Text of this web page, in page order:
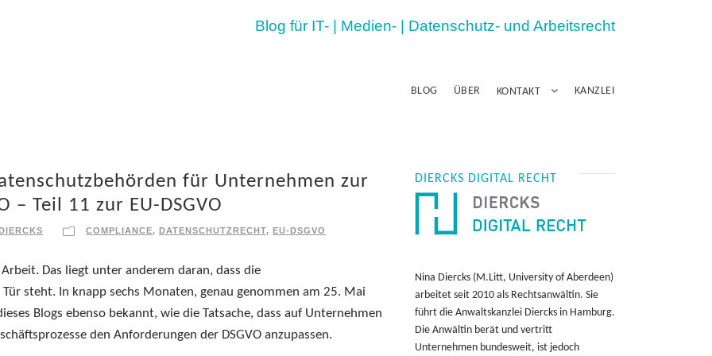
Blog für IT- | Medien- | Datenschutz- und Arbeitsrecht
BLOG ÜBER KONTAKT KANZLEI
für Unternehmen zur
– Teil 11 zur EU-DSGVO
COMPLIANCE, DATENSCHUTZRECHT, EU-DSGVO
Das liegt unter anderem daran, dass die
steht. In knapp sechs Monaten, genau genommen am 25. Mai
Blogs ebenso bekannt, wie die Tatsache, dass auf Unternehmen
den Anforderungen der DSGVO anzupassen.
DIERCKS DIGITAL RECHT
Nina Diercks (M.Litt, University of Aberdeen)
arbeitet seit 2010 als Rechtsanwältin. Sie
führt die Anwaltskanzlei Diercks in Hamburg.
Die Anwältin berät und vertritt
Unternehmen bundesweit, ist jedoch